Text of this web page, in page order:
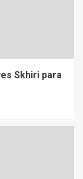
Skhiri para